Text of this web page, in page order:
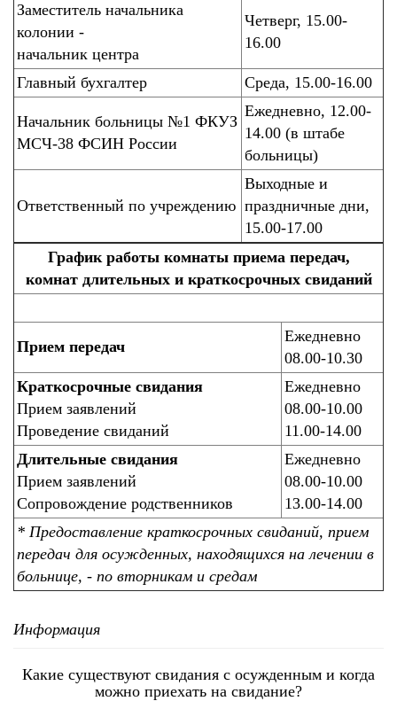
Заместитель начальника
колонии -
начальник центра
Четверг, 15.00-
16.00
Главный бухгалтер Среда, 15.00-16.00
Начальник больницы №1 ФКУЗ
МСЧ-38 ФСИН России
Ежедневно, 12.00-
14.00 (в штабе
больницы)
Ответственный по учреждению
Выходные и
праздничные дни,
15.00-17.00
График работы комнаты приема передач,
комнат длительных и краткосрочных свиданий
Прием передач
Ежедневно
08.00-10.30
Краткосрочные свидания
Прием заявлений
Проведение свиданий
Ежедневно
08.00-10.00
11.00-14.00
Длительные свидания
Прием заявлений
Сопровождение родственников
Ежедневно
08.00-10.00
13.00-14.00
* Предоставление краткосрочных свиданий, прием
передач для осужденных, находящихся на лечении в
больнице, - по вторникам и средам
Информация
Какие существуют свидания с осужденным и когда
можно приехать на свидание?